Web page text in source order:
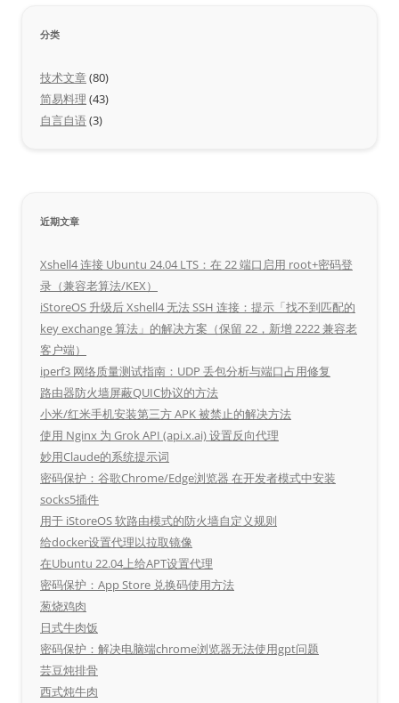
分类
技术文章 (80)
简易料理 (43)
自言自语(3)
近期文章
Xshell4 连接 Ubuntu 24.04 LTS：在 22 端口启用 root+密码登
录（兼容老算法/KEX）
iStoreOS 升级后 Xshell4 无法 SSH 连接：提示「找不到匹配的
key exchange 算法」的解决方案（保留 22，新增 2222 兼容老
客户端）
iperf3 网络质量测试指南：UDP 丢包分析与端口占用修复
路由器防火墙屏蔽QUIC协议的方法
小米/红米手机安装第三方 APK 被禁止的解决方法
使用 Nginx 为 Grok API (api.x.ai) 设置反向代理
妙用Claude的系统提示词
密码保护：谷歌Chrome/Edge浏览器 在开发者模式中安装
socks5插件
用于 iStoreOS 软路由模式的防火墙自定义规则
给docker设置代理以拉取镜像
在Ubuntu 22.04上给APT设置代理
密码保护：App Store 兑换码使用方法
葱烧鸡肉
日式牛肉饭
密码保护：解决电脑端chrome浏览器无法使用gpt问题
芸豆炖排骨
西式炖牛肉